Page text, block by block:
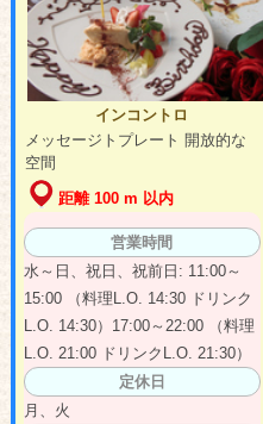
インコントロ
メッセージトプレート 開放的な
空間
距離 100 m 以内
営業時間
水～日、祝日、祝前日: 11:00～
15:00 （料理L.O. 14:30 ドリンク
L.O. 14:30）17:00～22:00 （料理
L.O. 21:00 ドリンクL.O. 21:30）
定休日
月、火